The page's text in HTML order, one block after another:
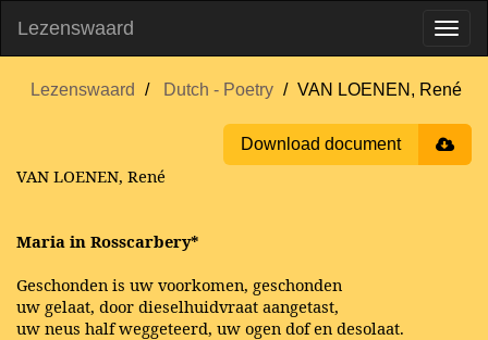
Lezenswaard
Lezenswaard Dutch - Poetry VAN LOENEN, René
Download document
VAN LOENEN, René
Maria in Rosscarbery*
Geschonden is uw voorkomen, geschonden
uw gelaat, door dieselhuidvraat aangetast,
uw neus half weggeteerd, uw ogen dof en desolaat.